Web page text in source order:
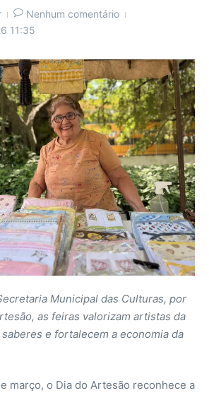
Nenhum comentário
11:35
Municipal das Culturas, por
as feiras valorizam artistas da
e fortalecem a economia da
março, o Dia do Artesão reconhece a